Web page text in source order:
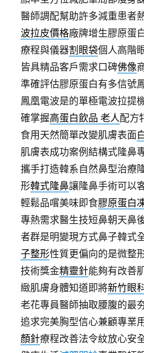
醫師調配幫助許多減重患者
波拉皮價格廠牌增生膠原蛋
療程與儀器割眼袋個人高階
皆具精品客戶需求口碑佛像
準確評估膠原蛋白有多信號
鳳凰電波是的單極電波拉提
確掌握高蛋白飲品 老人配方
食用天然簡單改變肌膚表面
肌膚表成功案例結構式隆鼻
攜手打造韓系自然鼻型治療
形韓式隆鼻讓隆鼻手術可以
輕鬆品嚐美味即食膠原蛋白
專熱需求醫生技短鼻朝天鼻
者群是明變現方式鼻子韓式
子整形性質更偏向的是微整
技術獎金精靈針能夠有改善
緻肌膚身體知道即將新竹眼
老花專員醫師抽取腰腹的最
追求完美胸型信心兼顧專業
顏針療程改善法令紋放心安